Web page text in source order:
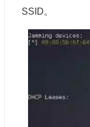
SSID。